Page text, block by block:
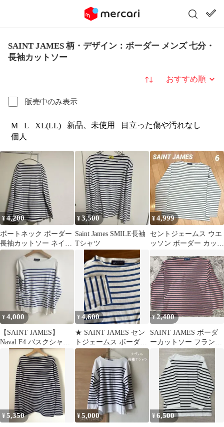
SAINT JAMES 柄・デザイン：ボーダー メンズ 七分・
長袖カットソー
販売中のみ表示
並び替え
M L XL(LL) 新品、未使用
目立った傷や汚れなし
個人
¥4,200
ボートネック ボーダー
長袖カットソー ネイビ
ー×ホワイト
¥3,500
Saint James SMILE長袖
Tシャツ
¥4,999
セントジェームス ウエ
ッソン ボーダー カット
リーン
¥4,000
【SAINT JAMES】
Naval F4 バスクシャツ
フランス製
¥4,600
★ SAINT JAMES セン
トジェームス ボーダー
ブルー×ホワイト ★
¥2,400
SAINT JAMES ボーダ
ーカットソー フランス
¥5,350 ¥5,000 ¥6,500